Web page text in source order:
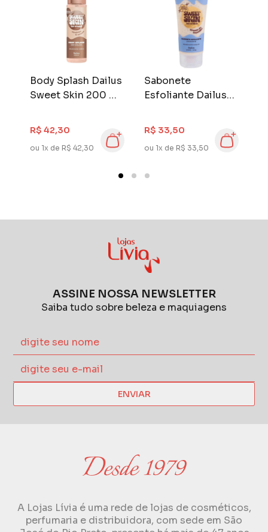
Body Splash Dailus
Sweet Skin 200 ml
R$ 42,30
ou 1x de R$ 42,30
Sabonete
Esfoliante Dailus
Creme de Baunilha
R$ 33,50
ou 1x de R$ 33,50
ASSINE NOSSA NEWSLETTER
Saiba tudo sobre beleza e maquiagens
ENVIAR
A Lojas Lívia é uma rede de lojas de cosméticos,
perfumaria e distribuidora, com sede em São